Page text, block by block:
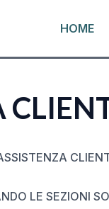
HOME
LE SEZIONI